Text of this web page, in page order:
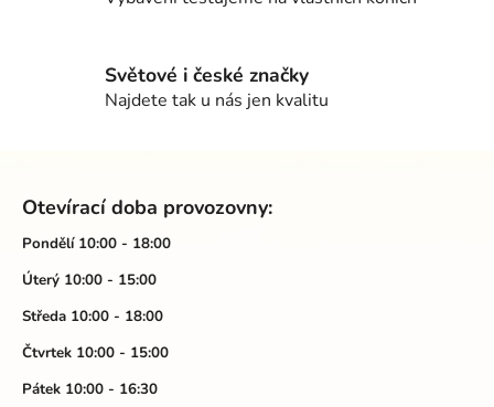
r
y
v
s
Světové i české značky
Najdete tak u nás jen kvalitu
Otevírací doba provozovny:
Pondělí 10:00 - 18:00
Úterý 10:00 - 15:00
Středa 10:00 - 18:00
Čtvrtek 10:00 - 15:00
Pátek 10:00 - 16:30